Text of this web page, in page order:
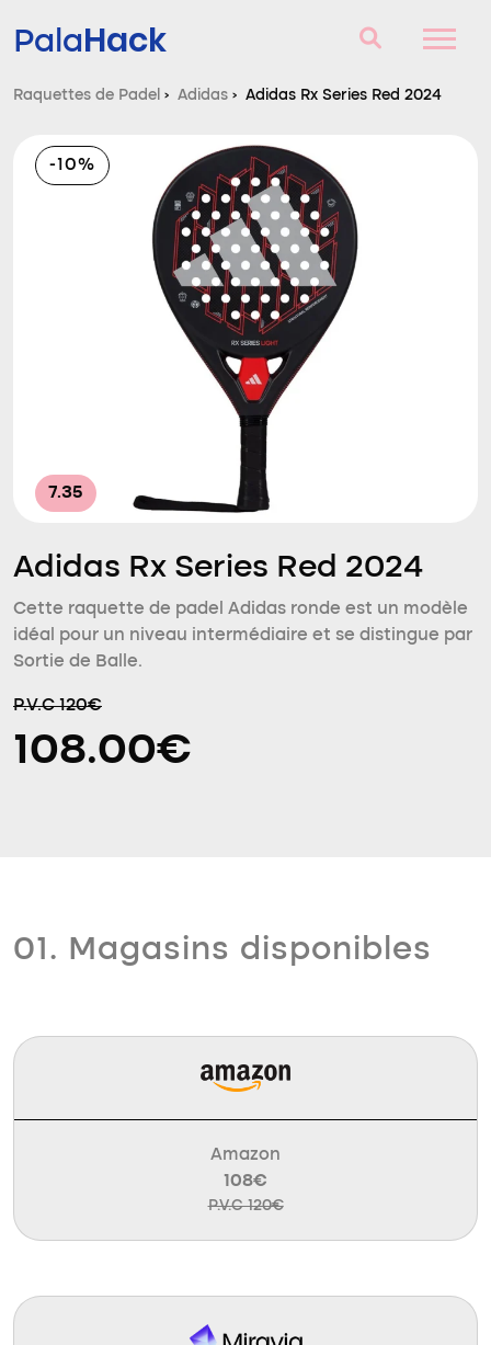
PalaHack
Questions et réponses
Comparateur
Raquettes de Padel › Adidas › Adidas Rx Series Red 2024
-10%
7.35
Adidas Rx Series Red 2024
Cette raquette de padel Adidas ronde est un modèle
idéal pour un niveau intermédiaire et se distingue par
Sortie de Balle.
P.V.C 120€
108.00€
01. Magasins disponibles
Amazon
108€
P.V.C 120€